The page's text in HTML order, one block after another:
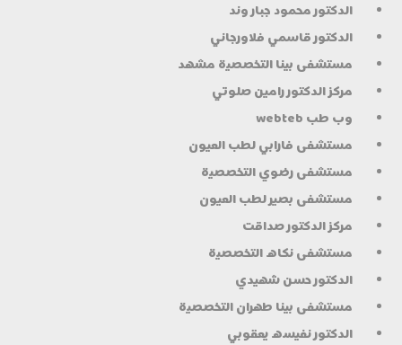
الدكتور محمود جبار وند
الدكتور قاسمي فلاورجاني
مستشفى بينا التخصصية مشهد
مركز الدكتور رامين صلوتي
وب طب webteb
مستشفى فارابي لطب العيون
مستشفى رضوي التخصصية
مستشفى بصير لطب العيون
مركز الدكتور صداقت
مستشفى نكاه التخصصية
الدكتور حسن شهيدي
مستشفى بينا طهران التخصصية
الدكتور نفيسه يعقوبي